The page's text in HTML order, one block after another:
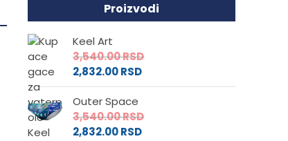
Proizvodi
Keel Art
3,540.00RSD
2,832.00RSD
Outer Space
3,540.00RSD
2,832.00RSD